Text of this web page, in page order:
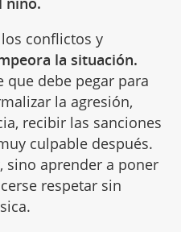
conflictos y
la situación.
que debe pegar para
la agresión,
recibir las sanciones
culpable después.
sino aprender a poner
respetar sin